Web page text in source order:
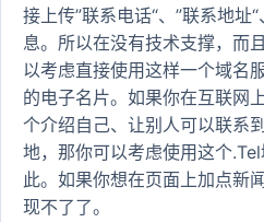
接上传”联系电话“、”联系地址
息。所以在没有技术支撑，而
以考虑直接使用这样一个域名
的电子名片。如果你在互联网
个介绍自己、让别人可以联系
地，那你可以考虑使用这个
此。如果你想在页面上加点新
现不了了。